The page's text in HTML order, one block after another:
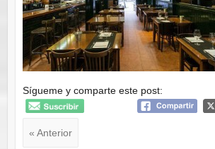
Sígueme y comparte este post:
« Anterior